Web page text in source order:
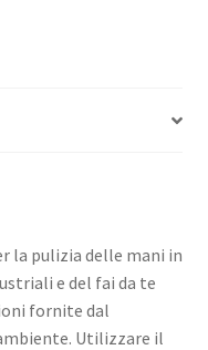
la pulizia delle mani in
e del fai da te
fornite dal
Utilizzare il